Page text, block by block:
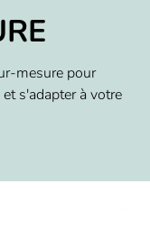
mesure pour
s'adapter à votre